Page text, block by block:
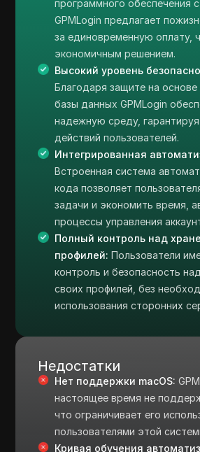
программного обеспечения
GPMLogin предлагает
за единовременную оплату,
экономичным решением.
Высокий уровень
Благодаря защите на основе
базы данных GPMLogin
надежную среду,
действий пользователей.
Интегрированная
Встроенная система
кода позволяет
задачи и экономить время,
процессы управления
Полный контроль над
профилей: Пользователи
контроль и безопасность
своих профилей, без
использования сторонних
Недостатки
Нет поддержки macOS:
настоящее время не
что ограничивает его
пользователями этой
Кривая обучения